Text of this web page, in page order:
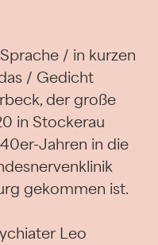
/ in kurzen
/ Gedicht
der große
in Stockerau
Jahren in die
gekommen ist.
Leo